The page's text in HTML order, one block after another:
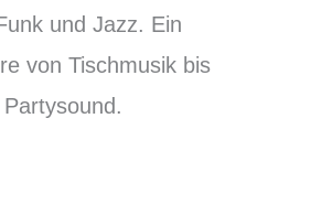
und Jazz. Ein
von Tischmusik bis
Partysound.